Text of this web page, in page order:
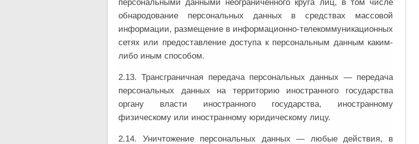
персональными данными неограниченного круга лиц, в том числе
обнародование персональных данных в средствах массовой
информации, размещение в информационно-телекоммуникационных
сетях или предоставление доступа к персональным данным каким-
либо иным способом.
2.13. Трансграничная передача персональных данных — передача
персональных данных на территорию иностранного государства
органу власти иностранного государства, иностранному
физическому или иностранному юридическому лицу.
2.14. Уничтожение персональных данных — любые действия, в